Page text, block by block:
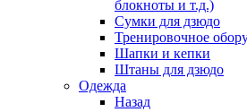
блокноты и т.д.)
Сумки для дзюдо
Тренировочное
Шапки и кепки
Штаны для дзюдо
Одежда
Назад